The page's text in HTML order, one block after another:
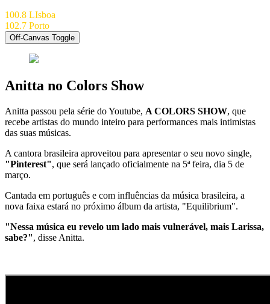
100.8 LIsboa
102.7 Porto
Off-Canvas Toggle
Anitta no Colors Show
Anitta passou pela série do Youtube, A COLORS SHOW, que
recebe artistas do mundo inteiro para performances mais intimistas
das suas músicas.
A cantora brasileira aproveitou para apresentar o seu novo single,
"Pinterest", que será lançado oficialmente na 5ª feira, dia 5 de
março.
Cantada em português e com influências da música brasileira, a
nova faixa estará no próximo álbum da artista, "Equilibrium".
"Nessa música eu revelo um lado mais vulnerável, mais Larissa,
sabe?", disse Anitta.